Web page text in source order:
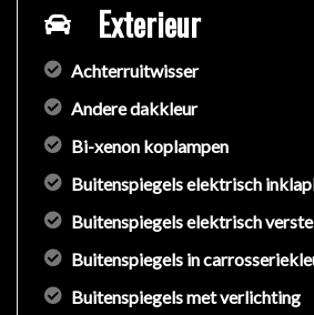
Exterieur
Achterruitwisser
Andere dakkleur
Bi-xenon koplampen
Buitenspiegels elektrisch
Buitenspiegels elektrisch
Buitenspiegels in
Buitenspiegels met verlichting